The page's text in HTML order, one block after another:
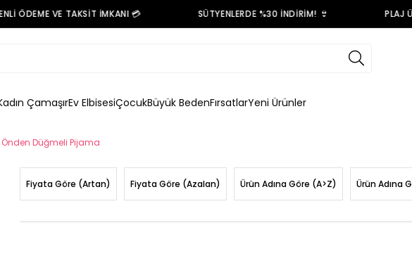
ÖDEME VE TAKSİT İMKANI 💳 SÜTYENLERDE %30 İNDİRİM! 👙 PLAJ
ÇamaşırEv ElbisesiÇocukBüyük BedenFırsatlarYeni Ürünler
Önden Düğmeli Pijama
Fiyata Göre (Artan) Fiyata Göre (Azalan) Ürün Adına Göre (A>Z) Ürün Adına